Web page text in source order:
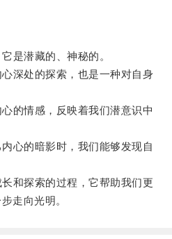
潜藏的、神秘的。
处的探索，也是一种对自身
情感，反映着我们潜意识中
的暗影时，我们能够发现自
探索的过程，它帮助我们更
走向光明。